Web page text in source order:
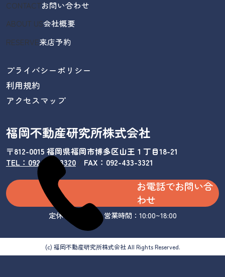
CONTACTお問い合わせ
ABOUT US会社概要
RESERVE来店予約
プライバシーポリシー
利用規約
アクセスマップ
福岡不動産研究所株式会社
〒812-0015 福岡県福岡市博多区山王１丁目18-21
TEL：092-433-3320/ FAX：092-433-3321
お電話でお問い合
わせ
定休日：水曜日 営業時間：10:00~18:00
(c) 福岡不動産研究所株式会社 All Rights Reserved.